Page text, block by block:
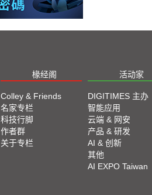
椽经阁 活动家
Colley & Friends
名家专栏
科技行脚
作者群
关于专栏
DIGITIMES 主办
智能应用
云端 & 网安
产品 & 研发
AI & 创新
其他
AI EXPO Taiwan